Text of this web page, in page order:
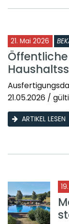
21. Mai 2026
21.05.2026 /
ARTIKEL LESEN